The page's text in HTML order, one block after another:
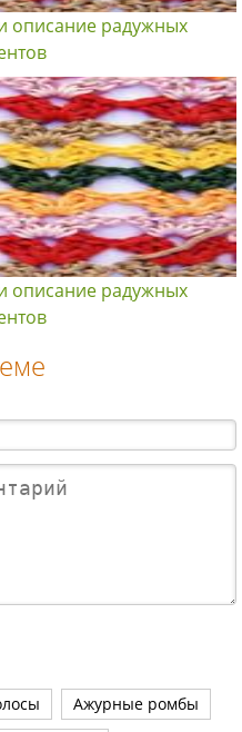
описание радужных
описание радужных
Ажурные ромбы